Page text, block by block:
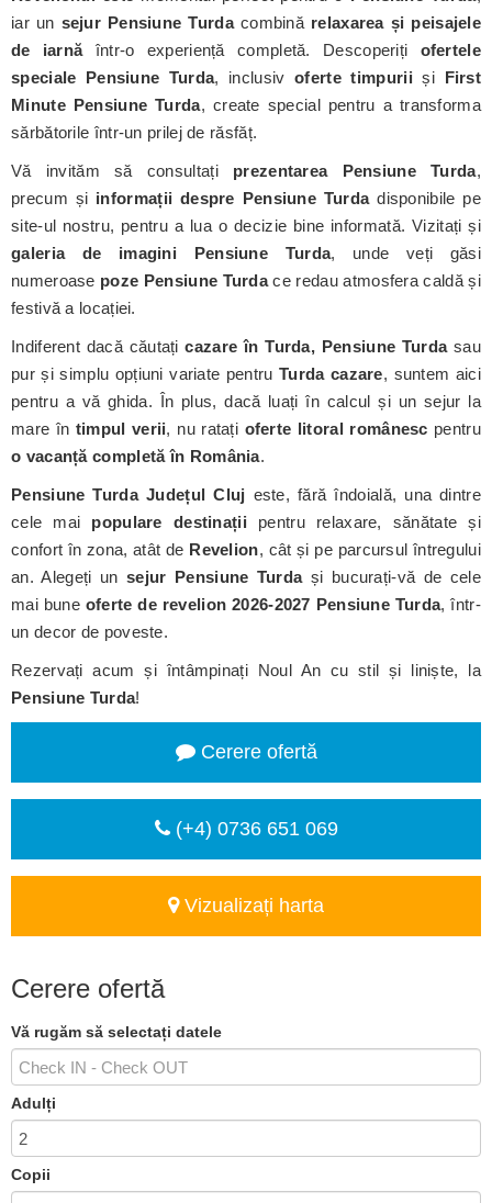
iar un sejur Pensiune Turdacombină relaxarea și peisajele
de iarnăîntr-o experiență completă. Descoperiți ofertele
speciale Pensiune Turda, inclusivoferte timpurii și First
Minute Pensiune Turda, create special pentru a transforma
sărbătorile într-un prilej de răsfăț.
Vă invităm să consultați prezentarea Pensiune Turda,
precum și informații despre Pensiune Turdadisponibile pe
site-ul nostru, pentru a lua o decizie bine informată. Vizitați și
galeria de imagini Pensiune Turda, unde veți găsi
numeroase poze Pensiune Turdace redau atmosfera caldă și
festivă a locației.
Indiferent dacă căutațicazare în Turda, Pensiune Turdasau
pur și simplu opțiuni variate pentruTurda cazare, suntem aici
pentru a vă ghida. În plus, dacă luați în calcul și un sejur la
mare în timpul verii, nu ratați oferte litoral românesc pentru
o vacanță completă în România.
Pensiune Turda Județul Cluj este, fără îndoială, una dintre
cele mai populare destinații pentru relaxare, sănătate și
confort în zona, atât de Revelion, cât și pe parcursul întregului
an. Alegeți unsejur Pensiune Turdași bucurați-vă de cele
mai bune oferte de revelion 2026-2027 Pensiune Turda, într-
un decor de poveste.
Rezervați acum și întâmpinați Noul An cu stil și liniște, la
Pensiune Turda!
Cerere ofertă
(+4) 0736 651 069
Vizualizați harta
Cerere ofertă
Vă rugăm să selectați datele
Adulți
Copii